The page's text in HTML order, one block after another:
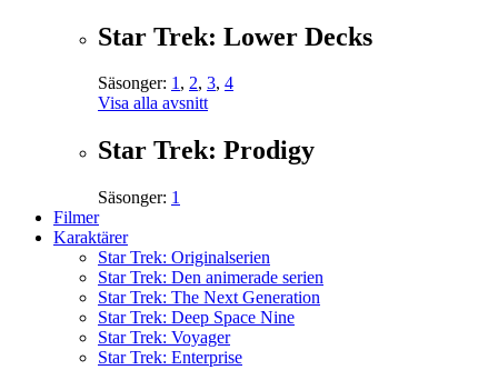
Star Trek: Lower Decks
Säsonger: 1, 2, 3, 4
Visa alla avsnitt
Star Trek: Prodigy
Säsonger: 1
Filmer
Karaktärer
Star Trek: Originalserien
Star Trek: Den animerade serien
Star Trek: The Next Generation
Star Trek: Deep Space Nine
Star Trek: Voyager
Star Trek: Enterprise